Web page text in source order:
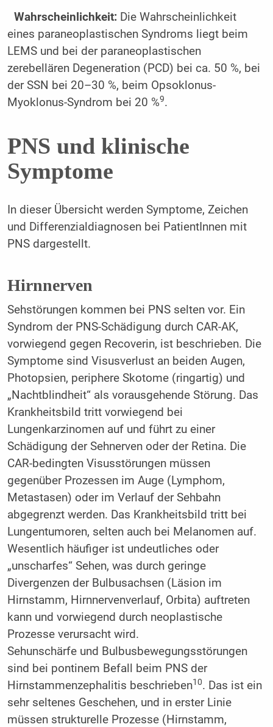
Wahrscheinlichkeit:Die Wahrscheinlichkeit
eines paraneoplastischen Syndroms liegt beim
LEMS und bei der paraneoplastischen
zerebellären Degeneration (PCD) bei ca. 50 %, bei
der SSN bei 20–30 %, beim Opsoklonus-
Myoklonus-Syndrom bei 20 %9.
PNS und klinische
Symptome
In dieser Übersicht werden Symptome, Zeichen
und Differenzialdiagnosen bei PatientInnen mit
PNS dargestellt.
Hirnnerven
Sehstörungen kommen bei PNS selten vor. Ein
Syndrom der PNS-Schädigung durch CAR-AK,
vorwiegend gegen Recoverin, ist beschrieben. Die
Symptome sind Visusverlust an beiden Augen,
Photopsien, periphere Skotome (ringartig) und
„Nachtblindheit“ als vorausgehende Störung. Das
Krankheitsbild tritt vorwiegend bei
Lungenkarzinomen auf und führt zu einer
Schädigung der Sehnerven oder der Retina. Die
CAR-bedingten Visusstörungen müssen
gegenüber Prozessen im Auge (Lymphom,
Metastasen) oder im Verlauf der Sehbahn
abgegrenzt werden. Das Krankheitsbild tritt bei
Lungentumoren, selten auch bei Melanomen auf.
Wesentlich häufiger ist undeutliches oder
„unscharfes“ Sehen, was durch geringe
Divergenzen der Bulbusachsen (Läsion im
Hirnstamm, Hirnnervenverlauf, Orbita) auftreten
kann und vorwiegend durch neoplastische
Prozesse verursacht wird.
Sehunschärfe und Bulbusbewegungsstörungen
sind bei pontinem Befall beim PNS der
Hirnstammenzephalitis beschrieben10. Das ist ein
sehr seltenes Geschehen, und in erster Linie
müssen strukturelle Prozesse (Hirnstamm,